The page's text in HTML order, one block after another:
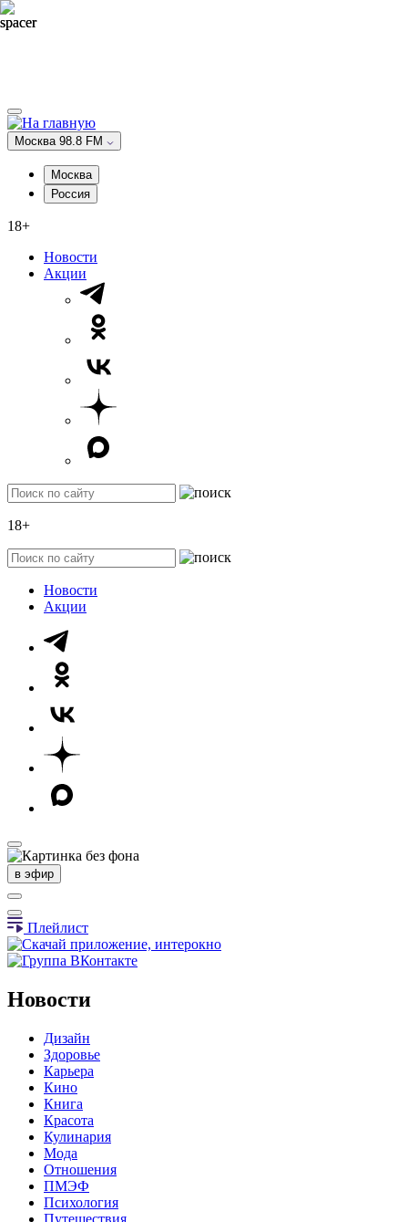
Москва 98.8 FM
Москва
Россия
18+
Новости
Акции
18+
Новости
Акции
в эфир
Плейлист
Новости
Дизайн
Здоровье
Карьера
Кино
Книга
Красота
Кулинария
Мода
Отношения
ПМЭФ
Психология
Путешествия